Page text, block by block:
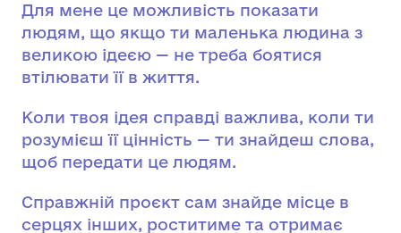
Для мене це можливість показати
людям, що якщо ти маленька людина з
великою ідеєю — не треба боятися
втілювати її в життя.
Коли твоя ідея справді важлива, коли ти
розумієш її цінність — ти знайдеш слова,
щоб передати це людям.
Справжній проєкт сам знайде місце в
серцях інших, роститиме та отримає